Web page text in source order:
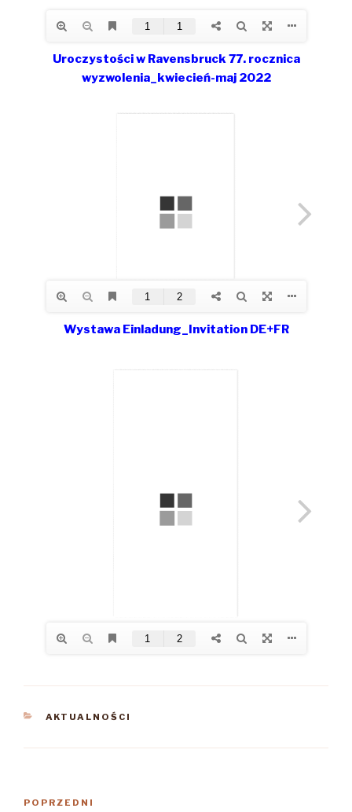
Uroczystości w Ravensbruck 77. rocznica
wyzwolenia_kwiecień-maj 2022
Wystawa Einladung_Invitation DE+FR
KATEGORIE
AKTUALNOŚCI
Poprzedni
POPRZEDNI